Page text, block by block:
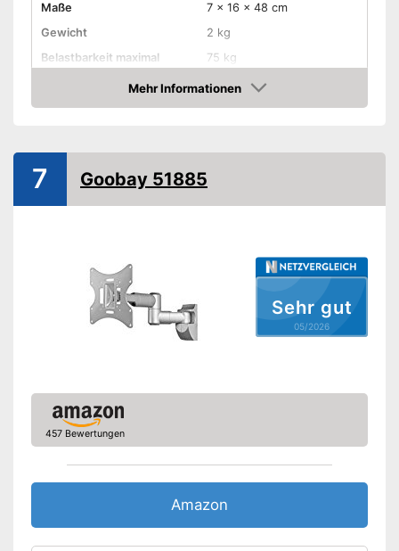
Maße
7 x 16 x 48 cm
Gewicht
2 kg
Belastbarkeit maximal
75 kg
Wandabstand maximal
1.650 mm
Schwenkbar
Ist kippbar
Je nach Bedarf schwenkbar
Mehr Informationen
Amazon
Sehr gut
05/2026
7 Goobay 51885
457 Bewertungen
Amazon